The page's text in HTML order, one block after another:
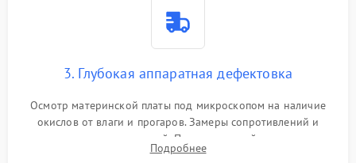
3. Глубокая аппаратная дефектовка
Осмотр материнской платы под микроскопом на наличие
окислов от влаги и прогаров. Замеры сопротивлений и
дежурных напряжений. Проверка цепей питания,
мультиконтроллера, процессора и видеочипа.
Подробнее